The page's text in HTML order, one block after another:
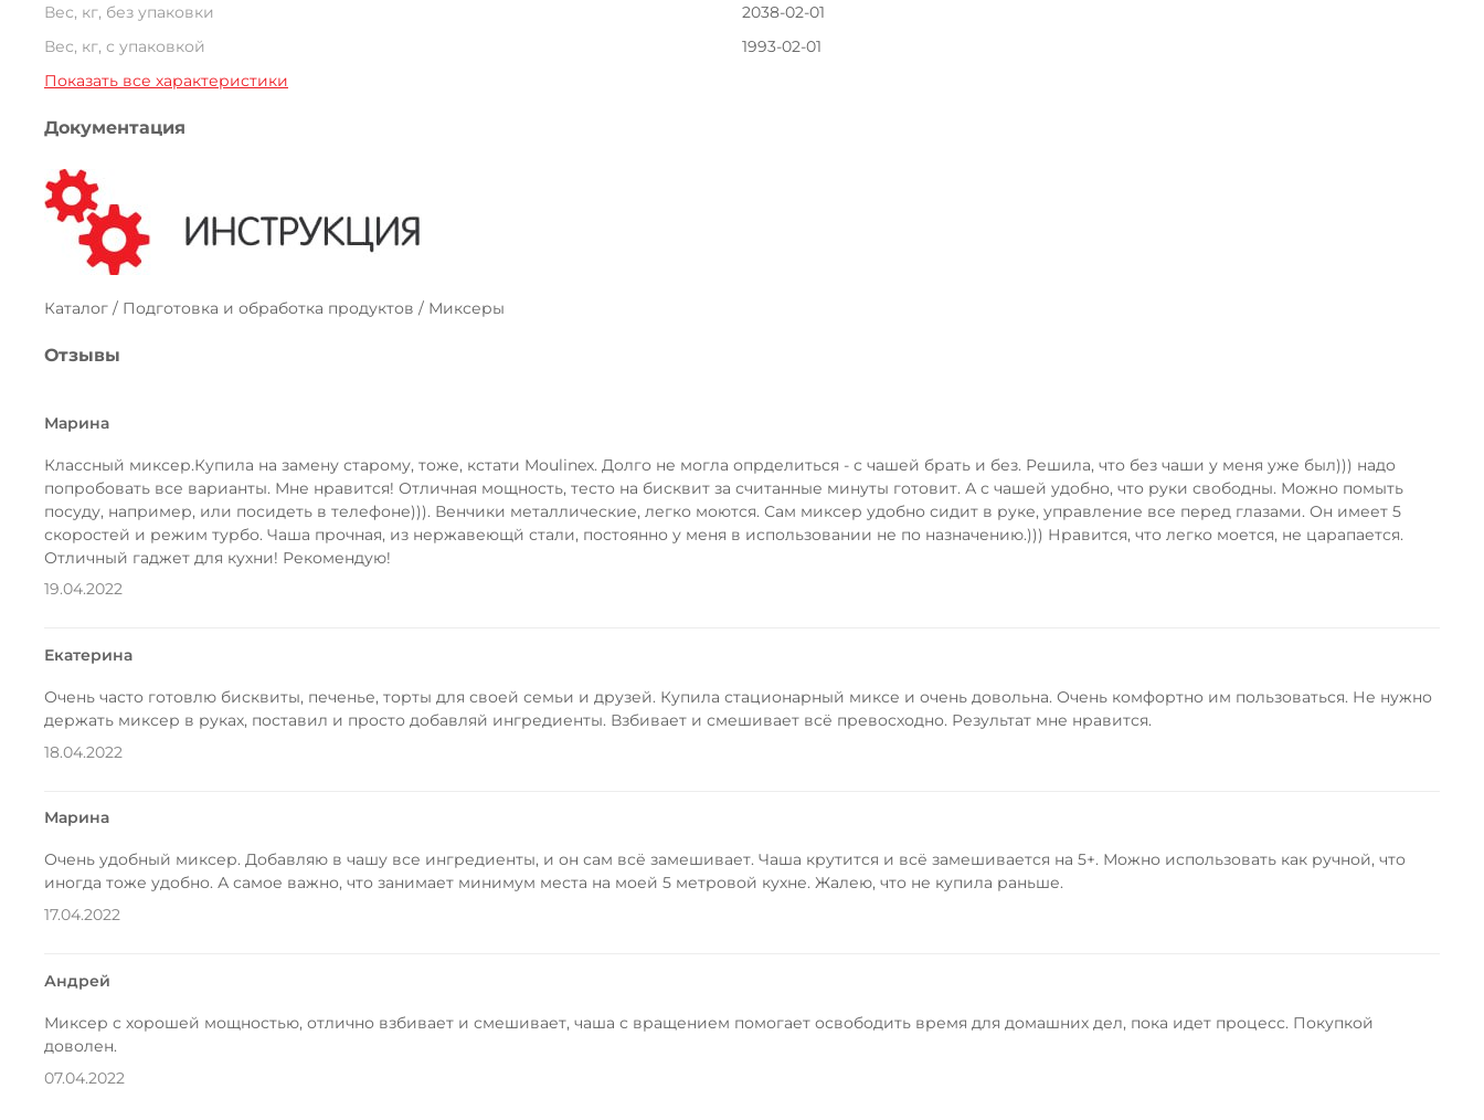
Вес, кг, без упаковки
2038-02-01
Вес, кг, с упаковкой
1993-02-01
Показать все характеристики
Документация
Каталог / Подготовка и обработка продуктов / Миксеры
Отзывы
Марина
Классный миксер.Купила на замену старому, тоже, кстати Moulinex. Долго не могла опрделиться - с чашей брать и без. Решила, что без чаши у меня уже был))) надо
попробовать все варианты. Мне нравится! Отличная мощность, тесто на бисквит за считанные минуты готовит. А с чашей удобно, что руки свободны. Можно помыть
посуду, например, или посидеть в телефоне))). Венчики металлические, легко моются. Сам миксер удобно сидит в руке, управление все перед глазами. Он имеет 5
скоростей и режим турбо. Чаша прочная, из нержавеющй стали, постоянно у меня в использовании не по назначению.))) Нравится, что легко моется, не царапается.
Отличный гаджет для кухни! Рекомендую!
19.04.2022
Екатерина
Очень часто готовлю бисквиты, печенье, торты для своей семьи и друзей. Купила стационарный миксе и очень довольна. Очень комфортно им пользоваться. Не нужно
держать миксер в руках, поставил и просто добавляй ингредиенты. Взбивает и смешивает всё превосходно. Результат мне нравится.
18.04.2022
Марина
Очень удобный миксер. Добавляю в чашу все ингредиенты, и он сам всё замешивает. Чаша крутится и всё замешивается на 5+. Можно использовать как ручной, что
иногда тоже удобно. А самое важно, что занимает минимум места на моей 5 метровой кухне. Жалею, что не купила раньше.
17.04.2022
Андрей
Миксер с хорошей мощностью, отлично взбивает и смешивает, чаша с вращением помогает освободить время для домашних дел, пока идет процесс. Покупкой
доволен.
07.04.2022
plait.ru